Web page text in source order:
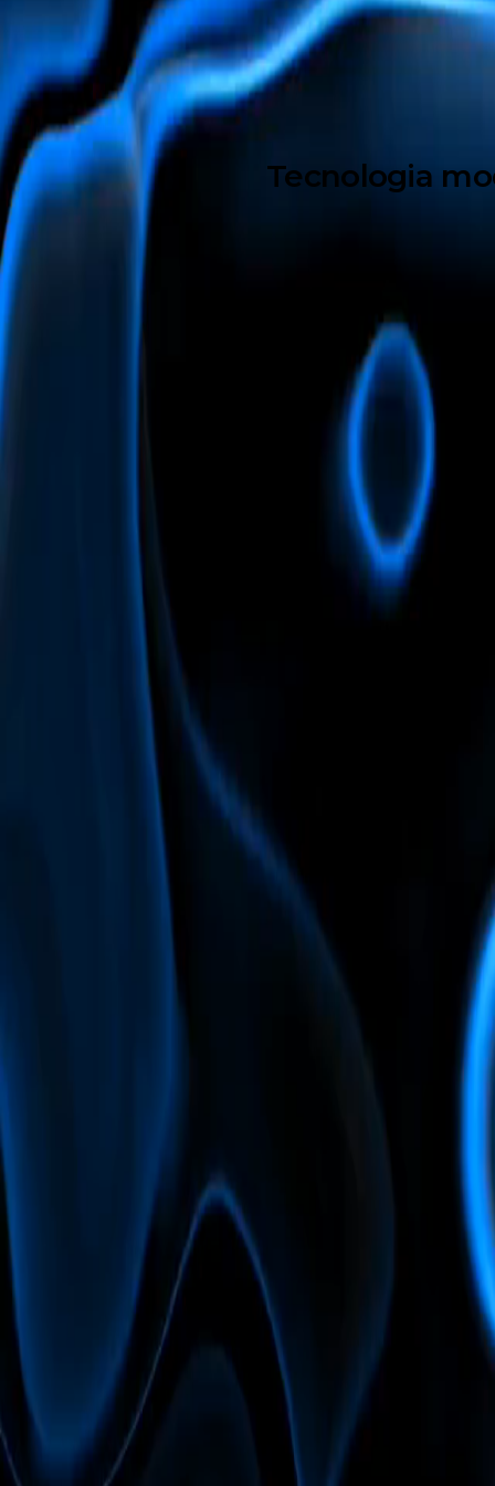
Tecnologia